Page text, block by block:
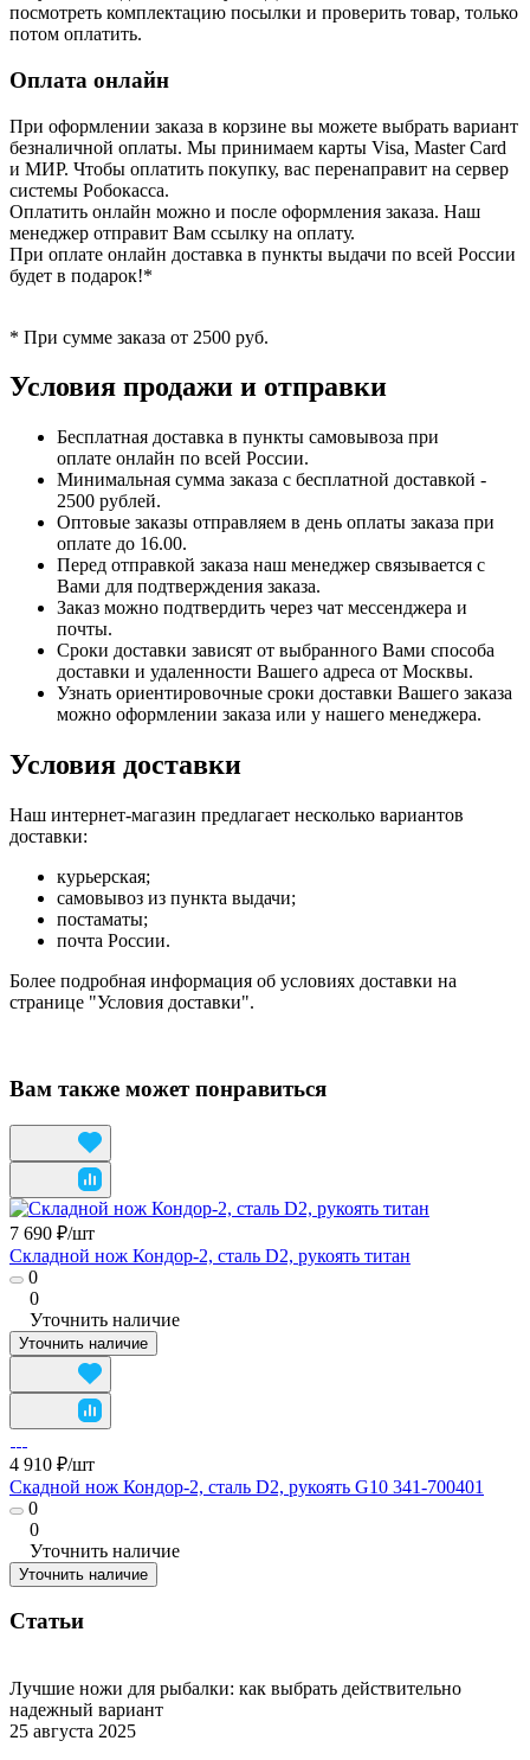
посмотреть комплектацию посылки и проверить товар, только
потом оплатить.
Оплата онлайн
При оформлении заказа в корзине вы можете выбрать вариант
безналичной оплаты. Мы принимаем карты Visa, Master Card
и МИР. Чтобы оплатить покупку, вас перенаправит на сервер
системы Робокасса.
Оплатить онлайн можно и после оформления заказа. Наш
менеджер отправит Вам ссылку на оплату.
При оплате онлайн доставка в пункты выдачи по всей России
будет в подарок!*
* При сумме заказа от 2500 руб.
Условия продажи и отправки
Бесплатная доставка в пункты самовывоза при
оплате онлайн по всей России.
Минимальная сумма заказа с бесплатной доставкой -
2500 рублей.
Оптовые заказы отправляем в день оплаты заказа при
оплате до 16.00.
Перед отправкой заказа наш менеджер связывается с
Вами для подтверждения заказа.
Заказ можно подтвердить через чат мессенджера и
почты.
Сроки доставки зависят от выбранного Вами способа
доставки и удаленности Вашего адреса от Москвы.
Узнать ориентировочные сроки доставки Вашего заказа
можно оформлении заказа или у нашего менеджера.
Условия доставки
Наш интернет-магазин предлагает несколько вариантов
доставки:
курьерская;
самовывоз из пункта выдачи;
постаматы;
почта России.
Более подробная информация об условиях доставки на
странице "Условия доставки".
Вам также может понравиться
7 690 ₽/шт
Складной нож Кондор-2, сталь D2, рукоять титан
0
0
Уточнить наличие
Уточнить наличие
4 910 ₽/шт
Скадной нож Кондор-2, сталь D2, рукоять G10 341-700401
0
0
Уточнить наличие
Уточнить наличие
Статьи
Лучшие ножи для рыбалки: как выбрать действительно
надежный вариант
25 августа 2025